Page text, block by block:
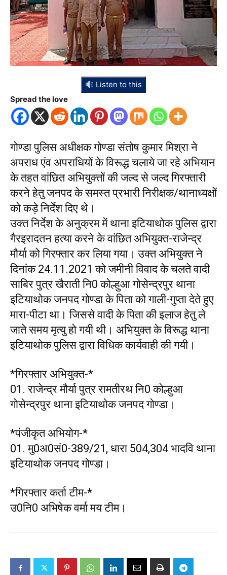
Listen to this
Spread the love
गोण्डा पुलिस अधीक्षक गोण्डा संतोष कुमार मिश्रा ने
अपराध एंव अपराधियों के विरूद्ध चलाये जा रहे अभियान
के तहत वांछित अभियुक्तों की जल्द से जल्द गिरफ्तारी
करने हेतु जनपद के समस्त प्रभारी निरीक्षक/थानाध्यक्षों
को कड़े निर्देश दिए थे।
उक्त निर्देश के अनुक्रम में थाना इटियाथोक पुलिस द्वारा
गैरइरादतन हत्या करने के वांछित अभियुक्त-राजेन्द्र
मौर्या को गिरफ्तार कर लिया गया। उक्त अभियुक्त ने
दिनांक 24.11.2021 को जमीनी विवाद के चलते वादी
साबिर पुत्र खैराती नि0 कोल्हुआ गोसेन्द्रपुर थाना
इटियाथोक जनपद गोण्डा के पिता को गाली-गुप्ता देते हुए
मारा-पीटा था। जिससे वादी के पिता की इलाज हेतु ले
जाते समय मृत्यु हो गयी थी। अभियुक्त के विरूद्ध थाना
इटियाथोक पुलिस द्वारा विधिक कार्यवाही की गयी।
*गिरफ्तार अभियुक्त-*
01. राजेन्द्र मौर्या पुत्र रामतीरथ नि0 कोल्हुआ
गोसेन्द्रपुर थाना इटियाथोक जनपद गोण्डा।
*पंजीकृत अभियोग-*
01. मु0अ0सं0-389/21, धारा 504,304 भादवि थाना
इटियाथोक जनपद गोण्डा।
*गिरफ्तार कर्ता टीम-*
उ0नि0 अभिषेक वर्मा मय टीम।